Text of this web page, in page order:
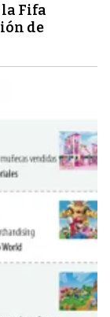
la Fifa
de